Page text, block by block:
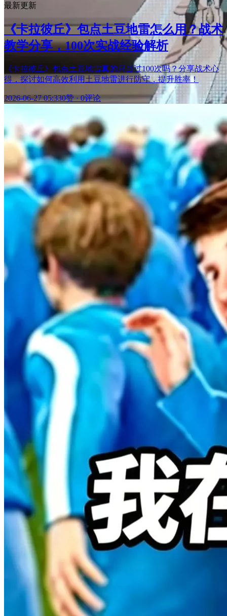
最新更新
《卡拉彼丘》包点土豆地雷怎么用？战术
教学分享，100次实战经验解析
《卡拉彼丘》包点土豆地雷真的只当过100次吗？分享战术心
得，探讨如何高效利用土豆地雷进行防守，提升胜率！
2026-06-27 05:330赞·0评论